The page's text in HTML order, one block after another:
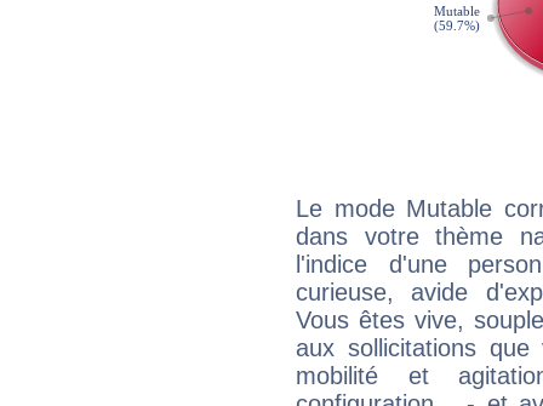
Le mode Mutable
dans votre thème
l'indice d'une
curieuse, avide
Vous êtes vive,
aux sollicitations
mobilité et